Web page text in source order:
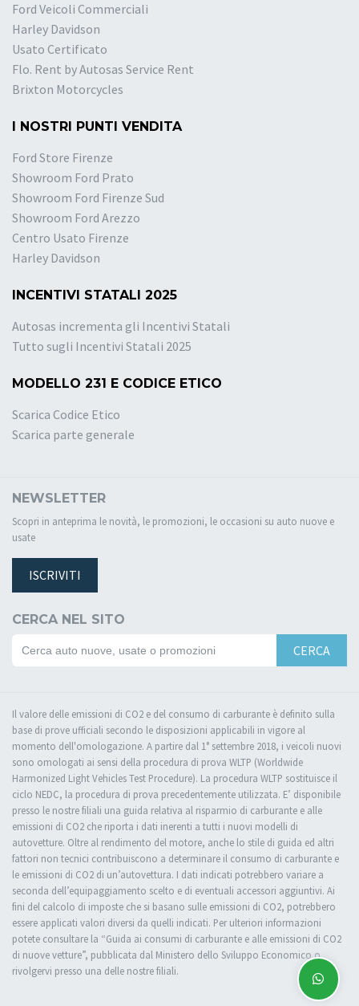
Ford Veicoli Commerciali
Harley Davidson
Usato Certificato
Flo. Rent by Autosas Service Rent
Brixton Motorcycles
I NOSTRI PUNTI VENDITA
Ford Store Firenze
Showroom Ford Prato
Showroom Ford Firenze Sud
Showroom Ford Arezzo
Centro Usato Firenze
Harley Davidson
INCENTIVI STATALI 2025
Autosas incrementa gli Incentivi Statali
Tutto sugli Incentivi Statali 2025
MODELLO 231 E CODICE ETICO
Scarica Codice Etico
Scarica parte generale
NEWSLETTER
Scopri in anteprima le novità, le promozioni, le occasioni su auto nuove e
usate
ISCRIVITI
CERCA NEL SITO
CERCA
Il valore delle emissioni di CO2 e del consumo di carburante è definito sulla
base di prove ufficiali secondo le disposizioni applicabili in vigore al
momento dell'omologazione. A partire dal 1° settembre 2018, i veicoli nuovi
sono omologati ai sensi della procedura di prova WLTP (Worldwide
Harmonized Light Vehicles Test Procedure). La procedura WLTP sostituisce il
ciclo NEDC, la procedura di prova precedentemente utilizzata. E’ disponibile
presso le nostre filiali una guida relativa al risparmio di carburante e alle
emissioni di CO2 che riporta i dati inerenti a tutti i nuovi modelli di
autovetture. Oltre al rendimento del motore, anche lo stile di guida ed altri
fattori non tecnici contribuiscono a determinare il consumo di carburante e
le emissioni di CO2 di un’autovettura. I dati indicati potrebbero variare a
seconda dell’equipaggiamento scelto e di eventuali accessori aggiuntivi. Ai
fini del calcolo di imposte che si basano sulle emissioni di CO2, potrebbero
essere applicati valori diversi da quelli indicati. Per ulteriori informazioni
potete consultare la “Guida ai consumi di carburante e alle emissioni di CO2
di nuove vetture”, pubblicata dal Ministero dello Sviluppo Economico o
rivolgervi presso una delle nostre filiali.